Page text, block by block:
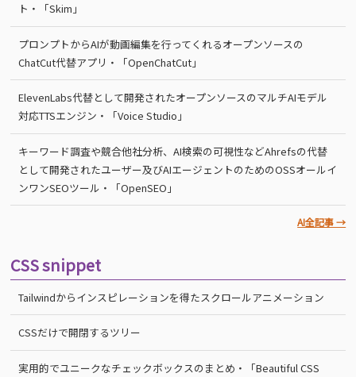
ト・「Skim」
プロンプトからAIが動画編集を行ってくれるオープンソースの
ChatCut代替アプリ・「OpenChatCut」
ElevenLabs代替として開発されたオープンソースのマルチAIモデル
対応TTSエンジン・「Voice Studio」
キーワード調査や競合他社分析、AI検索の可視性などAhrefsの代替
として開発されたユーザー及びAIエージェントのためのOSSオールイ
ンワンSEOツール・「OpenSEO」
AI全記事 →
CSS snippet
Tailwindからインスピレーションを得たスクロールアニメーション
CSSだけで開閉するツリー
実用的でユニークなチェックボックスのまとめ・「Beautiful CSS